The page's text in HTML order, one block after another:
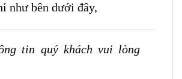
như bên dưới đây,
tin quý khách vui lòng